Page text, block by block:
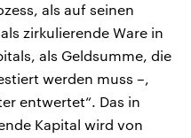
als auf seinen
zirkulierende Ware in
als Geldsumme, die
werden muss –,
entwertet“. Das in
Kapital wird von